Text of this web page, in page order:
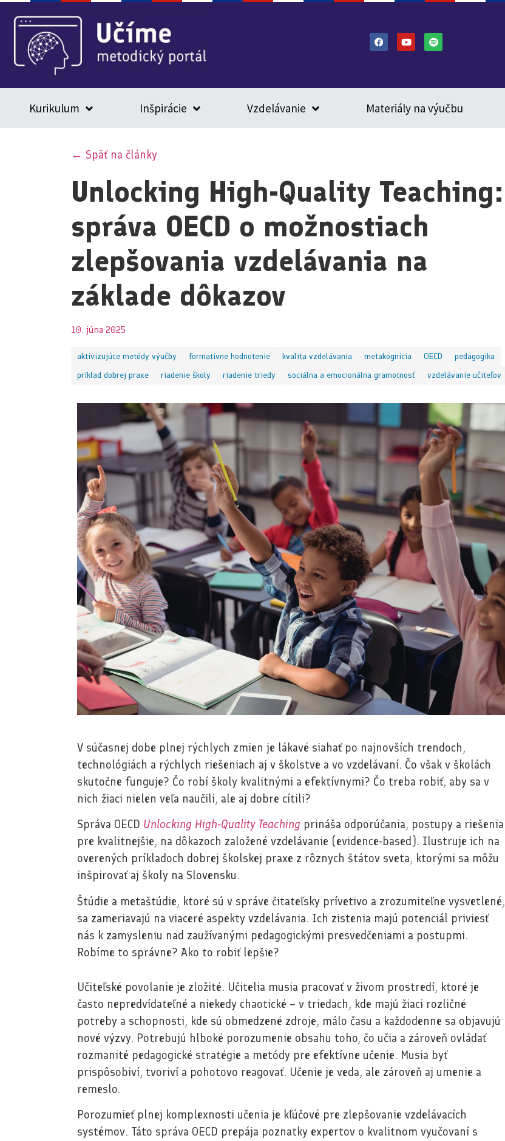
Kurikulum Inšpirácie Vzdelávanie Materiály na výučbu
← Späť na články
Unlocking High-Quality Teaching:
správa OECD o možnostiach
zlepšovania vzdelávania na
základe dôkazov
10. júna 2025
aktivizujúce metódy výučby formatívne hodnotenie kvalita vzdelávania metakognícia OECD
pedagogika
príklad dobrej praxe
riadenie školy riadenie triedy sociálna a emocionálna gramotnosť vzdelávanie učiteľov
V súčasnej dobe plnej rýchlych zmien je lákavé siahať po najnovších trendoch,
technológiách a rýchlych riešeniach aj v školstve a vo vzdelávaní. Čo však v školách
skutočne funguje? Čo robí školy kvalitnými a efektívnymi? Čo treba robiť, aby sa v
nich žiaci nielen veľa naučili, ale aj dobre cítili?
Správa OECD Unlocking High-Quality Teaching prináša odporúčania, postupy a riešenia
pre kvalitnejšie, na dôkazoch založené vzdelávanie (evidence-based). Ilustruje ich na
overených príkladoch dobrej školskej praxe z rôznych štátov sveta, ktorými sa môžu
inšpirovať aj školy na Slovensku.
Štúdie a metaštúdie, ktoré sú v správe čitateľsky prívetivo a zrozumiteľne vysvetlené,
sa zameriavajú na viaceré aspekty vzdelávania. Ich zistenia majú potenciál priviesť
nás k zamysleniu nad zaužívanými pedagogickými presvedčeniami a postupmi.
Robíme to správne? Ako to robiť lepšie?
Učiteľské povolanie je zložité. Učitelia musia pracovať v živom prostredí, ktoré je
často nepredvídateľné a niekedy chaotické – v triedach, kde majú žiaci rozličné
potreby a schopnosti, kde sú obmedzené zdroje, málo času a každodenne sa objavujú
nové výzvy. Potrebujú hlboké porozumenie obsahu toho, čo učia a zároveň ovládať
rozmanité pedagogické stratégie a metódy pre efektívne učenie. Musia byť
prispôsobiví, tvoriví a pohotovo reagovať. Učenie je veda, ale zároveň aj umenie a
remeslo.
Porozumieť plnej komplexnosti učenia je kľúčové pre zlepšovanie vzdelávacích
systémov. Táto správa OECD prepája poznatky expertov o kvalitnom vyučovaní s